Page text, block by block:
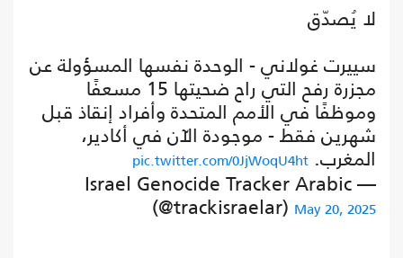
لا يُصدّق
سييرت غولاني - الوحدة نفسها المسؤولة عن
مجزرة رفح التي راح ضحيتها 15 مسعفًا
وموظفًا في الأمم المتحدة وأفراد إنقاذ قبل
شهرين فقط - موجودة الآن في أكادير،
المغرب. pic.twitter.com/0JjWoqU4ht
— Israel Genocide Tracker Arabic
(@trackisraelar) May 20, 2025